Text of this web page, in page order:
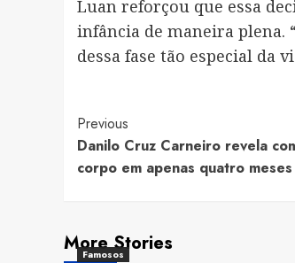
Luan reforçou que essa
infância de maneira plena.
dessa fase tão especial da
Post
Navigation
Previous
Danilo Cruz Carneiro revela
corpo em apenas quatro meses
More Stories
Famosos